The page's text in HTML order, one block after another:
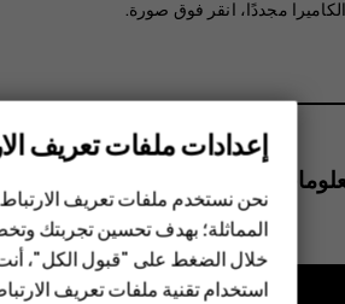
مجددًا، انقر فوق صورة.
مفيدة؟
إعدادات ملفات تعريف
نحن نستخدم ملفات تعريف
المماثلة؛ بهدف تحسين تجربتك
خلال الضغط على "قبول الكل"،
استخدام تقنية ملفات تعريف